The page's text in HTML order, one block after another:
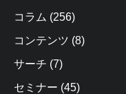
コラム (256)
コンテンツ (8)
サーチ (7)
セミナー (45)